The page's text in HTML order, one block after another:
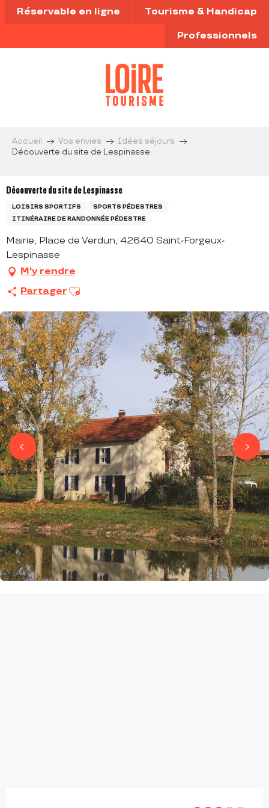
Aller
au
principal
Réservable en ligne Tourisme & Handicap
Professionnels
Accueil Vos envies
Idées séjours
Découverte du site de Lespinasse
Découverte du site de Lespinasse
LOISIRS SPORTIFS
SPORTS PÉDESTRES
ITINÉRAIRE DE RANDONNÉE PÉDESTRE
Mairie, Place de Verdun, 42640 Saint-Forgeux-
Lespinasse
M'y rendre
Partager Ajouter aux favoris